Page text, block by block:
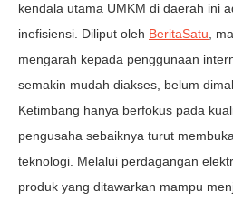
kendala utama UMKM di daerah ini
inefisiensi. Diliput oleh BeritaSatu,
mengarah kepada penggunaan
semakin mudah diakses, belum
Ketimbang hanya berfokus pada
pengusaha sebaiknya turut
teknologi. Melalui perdagangan
produk yang ditawarkan mampu